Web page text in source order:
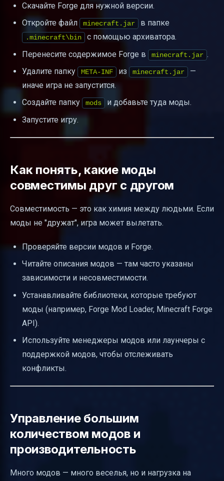
Скачайте Forge для нужной версии.
Откройте файл
minecraft.jar в папке
.minecraft\bin
с помощью архиватора.
Перенесите содержимое Forge в
minecraft.jar .
Удалите папку
META-INF из minecraft.jar
—
иначе игра не запустится.
Создайте папку
mods
и добавьте туда моды.
Запустите игру.
Как понять, какие моды
совместимы друг с другом
Совместимость — это как химия между людьми. Если
моды не "дружат", игра может вылетать.
Проверяйте версии модов и Forge.
Читайте описания модов — там часто указаны
зависимости и несовместимости.
Устанавливайте библиотеки, которые требуют
моды (например, Forge Mod Loader, Minecraft Forge
API).
Используйте менеджеры модов или лаунчеры с
поддержкой модов, чтобы отслеживать
конфликты.
Управление большим
количеством модов и
производительность
Много модов — много веселья, но и нагрузка на